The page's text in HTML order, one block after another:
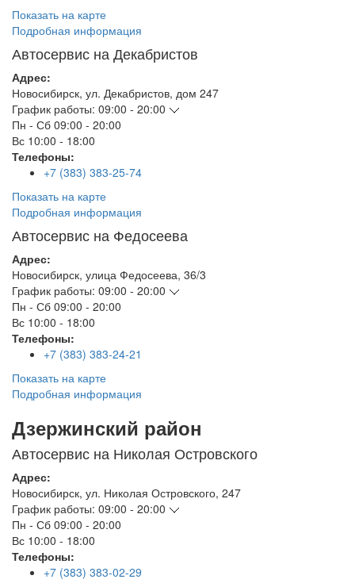
Показать на карте
Подробная информация
Автосервис на Декабристов
Адрес:
Новосибирск, ул. Декабристов, дом 247
График работы: 09:00 - 20:00
Пн - Сб 09:00 - 20:00
Вс 10:00 - 18:00
Телефоны:
+7 (383) 383-25-74
Показать на карте
Подробная информация
Автосервис на Федосеева
Адрес:
Новосибирск, улица Федосеева, 36/3
График работы: 09:00 - 20:00
Пн - Сб 09:00 - 20:00
Вс 10:00 - 18:00
Телефоны:
+7 (383) 383-24-21
Показать на карте
Подробная информация
Дзержинский район
Автосервис на Николая Островского
Адрес:
Новосибирск, ул. Николая Островского, 247
График работы: 09:00 - 20:00
Пн - Сб 09:00 - 20:00
Вс 10:00 - 18:00
Телефоны:
+7 (383) 383-02-29